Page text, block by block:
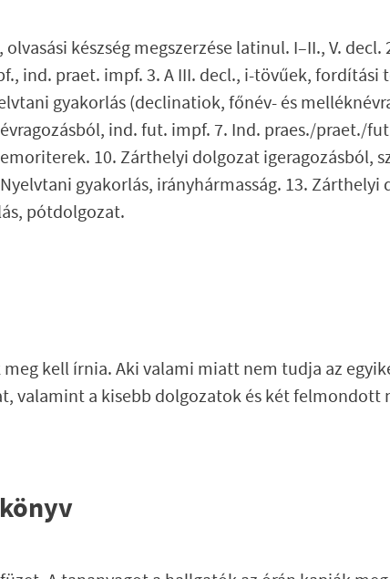
készség megszerzése latinul. I–II., V. decl.
ind. praet. impf. 3. A III. decl., i-tövűek, fordítási
gyakorlás (declinatiok, főnév- és
ind. fut. impf. 7. Ind. praes./praet./
10. Zárthelyi dolgozat igeragozásból,
gyakorlás, irányhármasság. 13.
pótdolgozat.
kell írnia. Aki valami miatt nem tudja az
valamint a kisebb dolgozatok és két felmondott